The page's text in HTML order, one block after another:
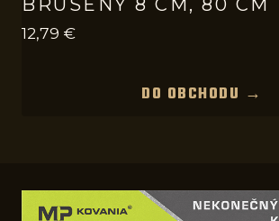
BRÚSENÝ 8 CM, 80 CM
12,79 €
DO OBCHODU →